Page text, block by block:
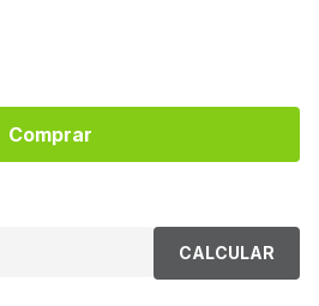
Comprar
CALCULAR